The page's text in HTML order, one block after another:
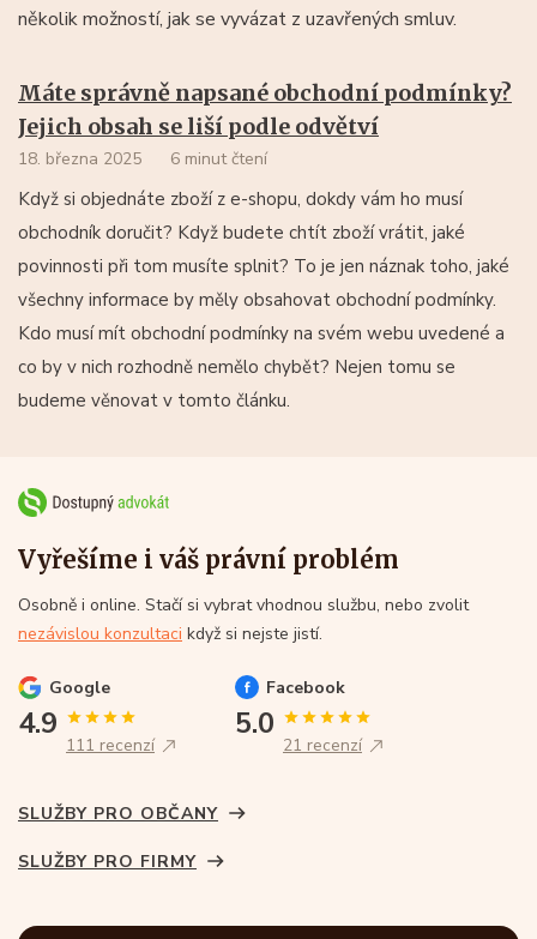
několik možností, jak se vyvázat z uzavřených smluv.
Máte správně napsané obchodní podmínky?
Jejich obsah se liší podle odvětví
18. března 2025 6 minut čtení
Když si objednáte zboží z e-shopu, dokdy vám ho musí
obchodník doručit? Když budete chtít zboží vrátit, jaké
povinnosti při tom musíte splnit? To je jen náznak toho, jaké
všechny informace by měly obsahovat obchodní podmínky.
Kdo musí mít obchodní podmínky na svém webu uvedené a
co by v nich rozhodně nemělo chybět? Nejen tomu se
budeme věnovat v tomto článku.
Vyřešíme i váš právní problém
Osobně i online. Stačí si vybrat vhodnou službu, nebo zvolit
nezávislou konzultaci když si nejste jistí.
Google
4.9
111 recenzí
Facebook
5.0
21 recenzí
SLUŽBY PRO OBČANY
SLUŽBY PRO FIRMY